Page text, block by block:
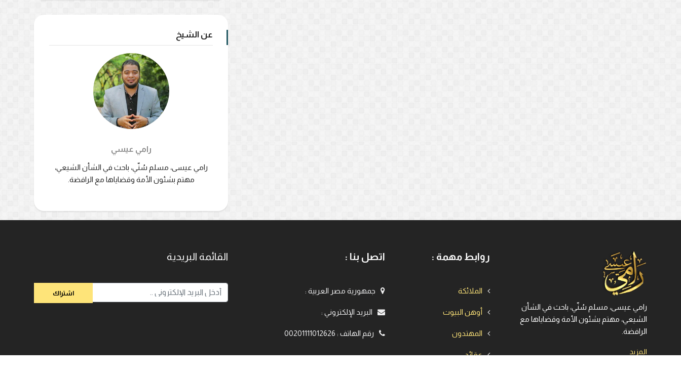
عن الشيخ
رامي عيسي
رامي عيسى، مسلم سُنّي، باحث في الشأن الشيعي،
مهتم بشئون الأمة وقضاياها مع الرافضة.
رامي عيسى، مسلم سُنّي، باحث في الشأن
الشيعي، مهتم بشئون الأمة وقضاياها مع
الرافضة.
المزيد
روابط مهمة :
الملائكة
أوهن البيوت
المهتدون
عقائد
اتصل بنا :
جمهورية مصر العربية:
البريد الإلكتروني:
رقم الهاتف:
00201111012626
القائمة البريدية